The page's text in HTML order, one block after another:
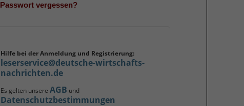
Passwort vergessen?
Hilfe bei der Anmeldung und Registrierung:
leserservice@deutsche-wirtschafts-
nachrichten.de
Es gelten unsere AGB und
Datenschutzbestimmungen